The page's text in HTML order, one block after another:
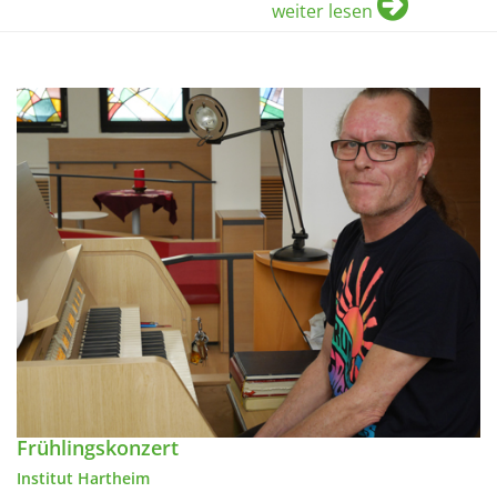
weiter lesen
Frühlingskonzert
Institut Hartheim